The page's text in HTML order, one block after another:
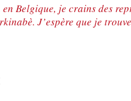
Belgique, je crains des
J’espère que je